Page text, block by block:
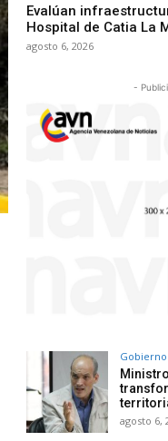
Evalúan
Hospital de Catia La
agosto 6, 2026
-
Gobierno
agosto 6,